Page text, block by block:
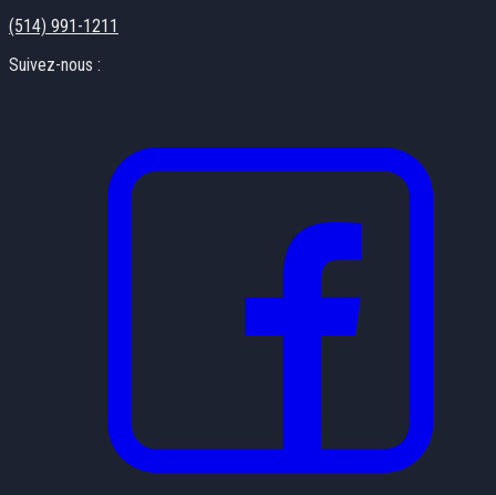
(514) 991-1211
Suivez-nous :